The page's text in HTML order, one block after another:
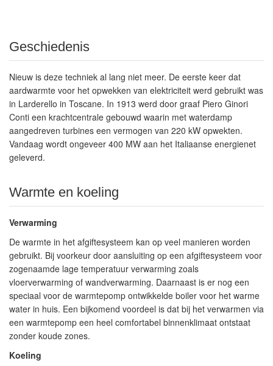
Geschiedenis
Nieuw is deze techniek al lang niet meer. De eerste keer dat
aardwarmte voor het opwekken van elektriciteit werd gebruikt was
in Larderello in Toscane. In 1913 werd door graaf Piero Ginori
Conti een krachtcentrale gebouwd waarin met waterdamp
aangedreven turbines een vermogen van 220 kW opwekten.
Vandaag wordt ongeveer 400 MW aan het Italiaanse energienet
geleverd.
Warmte en koeling
Verwarming
De warmte in het afgiftesysteem kan op veel manieren worden
gebruikt. Bij voorkeur door aansluiting op een afgiftesysteem voor
zogenaamde lage temperatuur verwarming zoals
vloerverwarming of wandverwarming. Daarnaast is er nog een
speciaal voor de warmtepomp ontwikkelde boiler voor het warme
water in huis. Een bijkomend voordeel is dat bij het verwarmen via
een warmtepomp een heel comfortabel binnenklimaat ontstaat
zonder koude zones.
Koeling